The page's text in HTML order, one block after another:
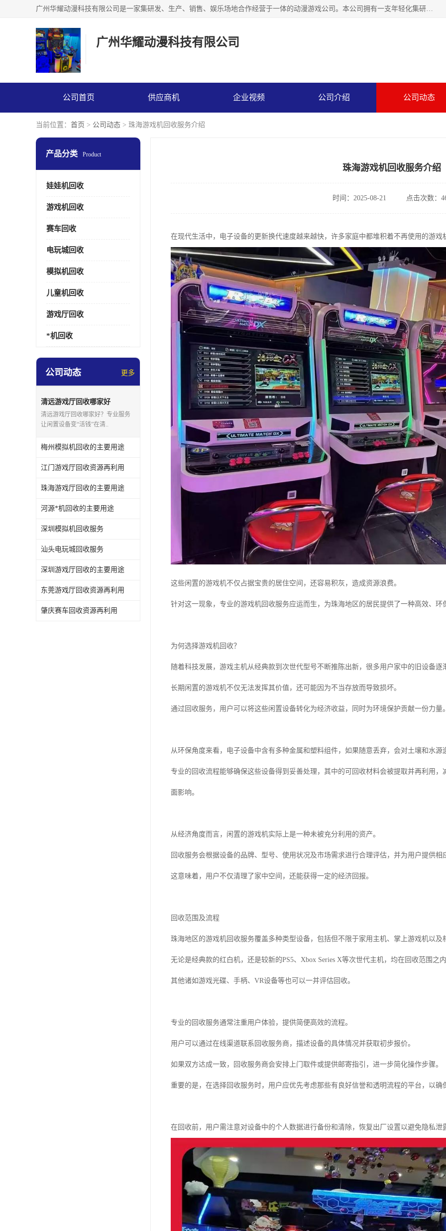
广州华耀动漫科技有限公司是一家集研发、生产、销售、娱乐场地合作经营于一体的动漫游戏公司。本公司拥有一支年轻化集研发生产到售后服务的队伍，及时地为客户提供、赚钱的产品。本公司以雄厚的实力、合理的价格、优良的服务与多家企业建立了长期的合作关系。热诚欢迎各界前来参观、考察、洽谈业务。目前公司经营的产品有：各种捕渔游戏机系列，大型模拟机系列、轮盘机系列、连线机系列、框体机系列、玛莉机系列等。
广州华耀动漫科技有限公司
公司首页 供应商机 企业视频 公司介绍 公司动态
当前位置： 首页 > 公司动态 > 珠海游戏机回收服务介绍
产品分类 Product
娃娃机回收
游戏机回收
赛车回收
电玩城回收
模拟机回收
儿童机回收
游戏厅回收
*机回收
公司动态 更多
清远游戏厅回收哪家好
清远游戏厅回收哪家好？专业服务
让闲置设备变“活钱”在清..
梅州模拟机回收的主要用途
江门游戏厅回收资源再利用
珠海游戏厅回收的主要用途
河源*机回收的主要用途
深圳模拟机回收服务
汕头电玩城回收服务
深圳游戏厅回收的主要用途
东莞游戏厅回收资源再利用
肇庆赛车回收资源再利用
珠海游戏机回收服务介绍
时间：2025-08-21 点击次数：
在现代生活中，电子设备的更新换代速度越来越快，许多家庭中都堆积着不再使用的游戏
这些闲置的游戏机不仅占据宝贵的居住空间，还容易积灰，造成资源浪费。
针对这一现象，专业的游戏机回收服务应运而生，为珠海地区的居民提供了一种高效、环
为何选择游戏机回收？
随着科技发展，游戏主机从经典款到次世代型号不断推陈出新，很多用户家中的旧设备逐
长期闲置的游戏机不仅无法发挥其价值，还可能因为不当存放而导致损坏。
通过回收服务，用户可以将这些闲置设备转化为经济收益，同时为环境保护贡献一份力量
从环保角度来看，电子设备中含有多种金属和塑料组件，如果随意丢弃，会对土壤和水源
专业的回收流程能够确保这些设备得到妥善处理，其中的可回收材料会被提取并再利用
面影响。
从经济角度而言，闲置的游戏机实际上是一种未被充分利用的资产。
回收服务会根据设备的品牌、型号、使用状况及市场需求进行合理评估，并为用户提供相
这意味着，用户不仅清理了家中空间，还能获得一定的经济回报。
回收范围及流程
珠海地区的游戏机回收服务覆盖多种类型设备，包括但不限于家用主机、掌上游戏机以及
无论是经典款的红白机，还是较新的PS5、Xbox Series X等次世代主机，均在回收范围之
其他诸如游戏光碟、手柄、VR设备等也可以一并评估回收。
专业的回收服务通常注重用户体验，提供简便高效的流程。
用户可以通过在线渠道联系回收服务商，描述设备的具体情况并获取初步报价。
如果双方达成一致，回收服务商会安排上门取件或提供邮寄指引，进一步简化操作步骤。
重要的是，在选择回收服务时，用户应优先考虑那些有良好信誉和透明流程的平台，以
在回收前，用户需注意对设备中的个人数据进行备份和清除，恢复出厂设置以避免隐私泄